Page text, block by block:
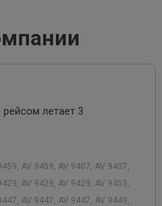
летает 3
AV 9459, AV 9407, AV 9407,
AV 9429, AV 9429, AV 9453,
AV 9447, AV 9447, AV 9449,